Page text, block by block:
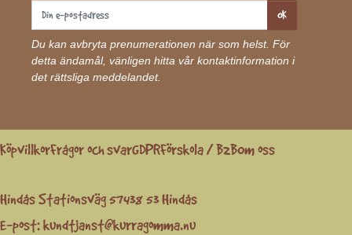
OK
Du kan avbryta prenumerationen när som helst. För
detta ändamål, vänligen hitta vår kontaktinformation i
det rättsliga meddelandet.
KöpvillkorFrågor och svarGDPRFörskola / B2BOm oss
Hindås Stationsväg 57438 53 Hindås
E-post:kundtjanst@kurragomma.nu